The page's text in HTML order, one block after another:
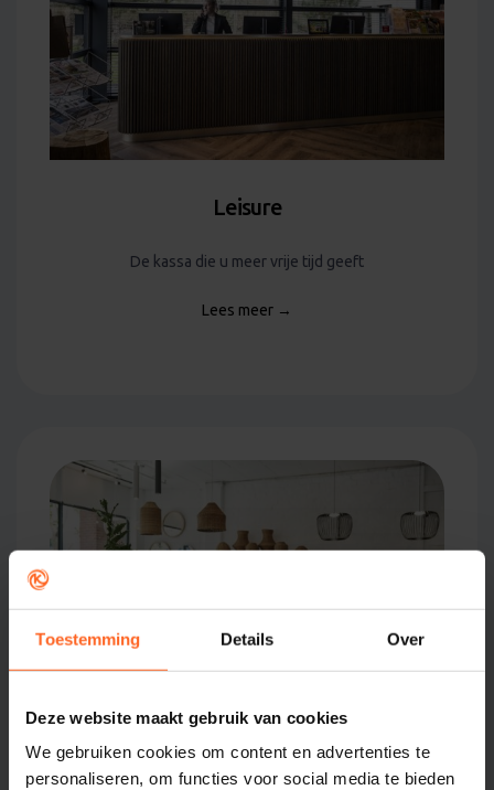
Toestemming Details Over
Deze website maakt gebruik van cookies
We gebruiken cookies om content en advertenties te
personaliseren, om functies voor social media te bieden
Leisure
De kassa die u meer vrije tijd geeft
Lees meer →
Retail